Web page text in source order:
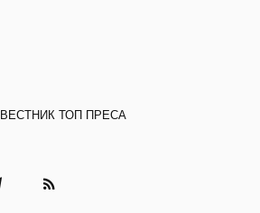
ВЕСТНИК ТОП ПРЕСА